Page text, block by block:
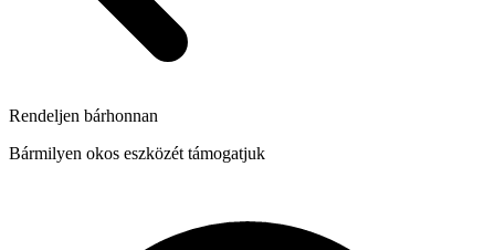
Rendeljen bárhonnan
Bármilyen okos eszközét támogatjuk